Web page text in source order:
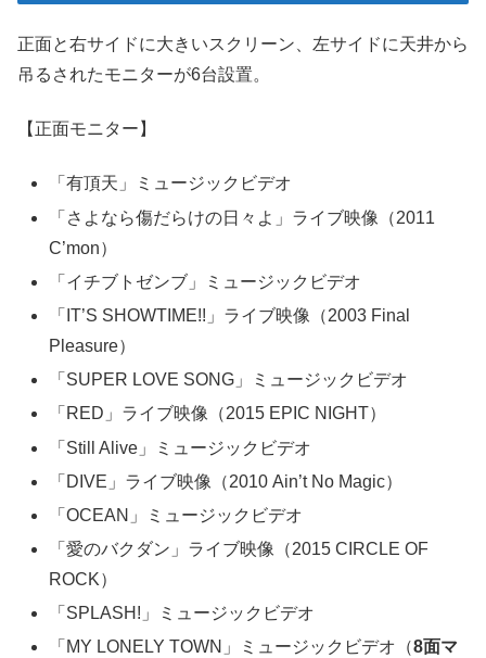
正面と右サイドに大きいスクリーン、左サイドに天井から
吊るされたモニターが6台設置。
【正面モニター】
「有頂天」ミュージックビデオ
「さよなら傷だらけの日々よ」ライブ映像（2011
C’mon）
「イチブトゼンブ」ミュージックビデオ
「IT’S SHOWTIME!!」ライブ映像（2003 Final
Pleasure）
「SUPER LOVE SONG」ミュージックビデオ
「RED」ライブ映像（2015 EPIC NIGHT）
「Still Alive」ミュージックビデオ
「DIVE」ライブ映像（2010 Ain’t No Magic）
「OCEAN」ミュージックビデオ
「愛のバクダン」ライブ映像（2015 CIRCLE OF
ROCK）
「SPLASH!」ミュージックビデオ
「MY LONELY TOWN」ミュージックビデオ（8面マ